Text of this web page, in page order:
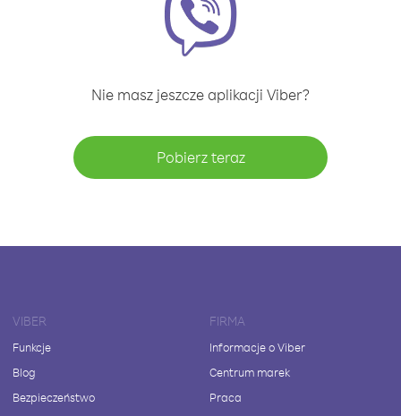
Nie masz jeszcze aplikacji Viber?
Pobierz teraz
VIBER
Funkcje
Blog
Bezpieczeństwo
FIRMA
Informacje o Viber
Centrum marek
Praca